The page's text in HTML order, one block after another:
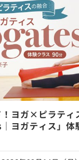
ヨガ×ピラティ
｜ヨガティス」